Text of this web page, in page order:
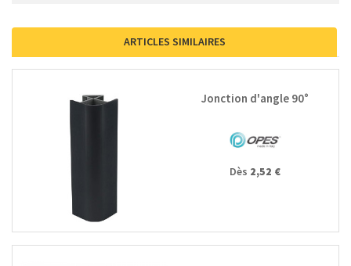
ARTICLES SIMILAIRES
Jonction d'angle 90°
Dès 2,52 €